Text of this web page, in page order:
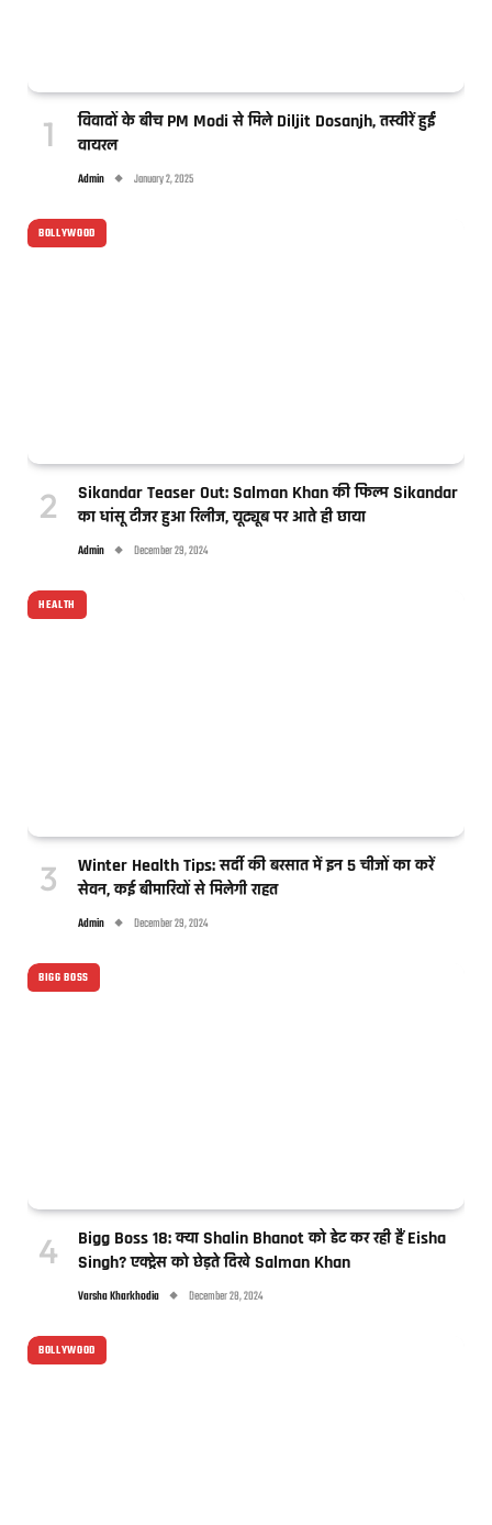
विवादों के बीच PM Modi से मिले Diljit Dosanjh, तस्वीरें हुईं
वायरल
Admin January 2, 2025
BOLLYWOOD
Sikandar Teaser Out: Salman Khan की फिल्म Sikandar
का धांसू टीजर हुआ रिलीज, यूट्यूब पर आते ही छाया
Admin December 29, 2024
HEALTH
Winter Health Tips: सर्दी की बरसात में इन 5 चीजों का करें
सेवन, कई बीमारियों से मिलेगी राहत
Admin December 29, 2024
BIGG BOSS
Bigg Boss 18: क्या Shalin Bhanot को डेट कर रही हैं Eisha
Singh? एक्ट्रेस को छेड़ते दिखे Salman Khan
Varsha Kharkhodia December 28, 2024
BOLLYWOOD